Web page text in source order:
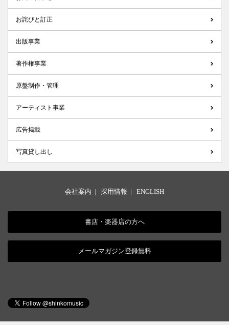
お詫びと訂正
出版事業
著作権事業
原盤制作・管理
アーティスト事業
広告掲載
写真貸し出し
会社案内 | 採用情報 | ENGLISH
書店・楽器店の方へ
メールマガジン登録無料